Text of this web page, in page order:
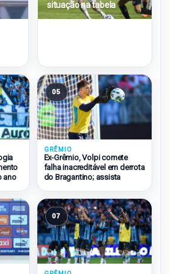
situação na tabela
ano
05
GRÊMIO
Ex-Grêmio, Volpi comete
falha inacreditável em derrota
do Bragantino; assista
07